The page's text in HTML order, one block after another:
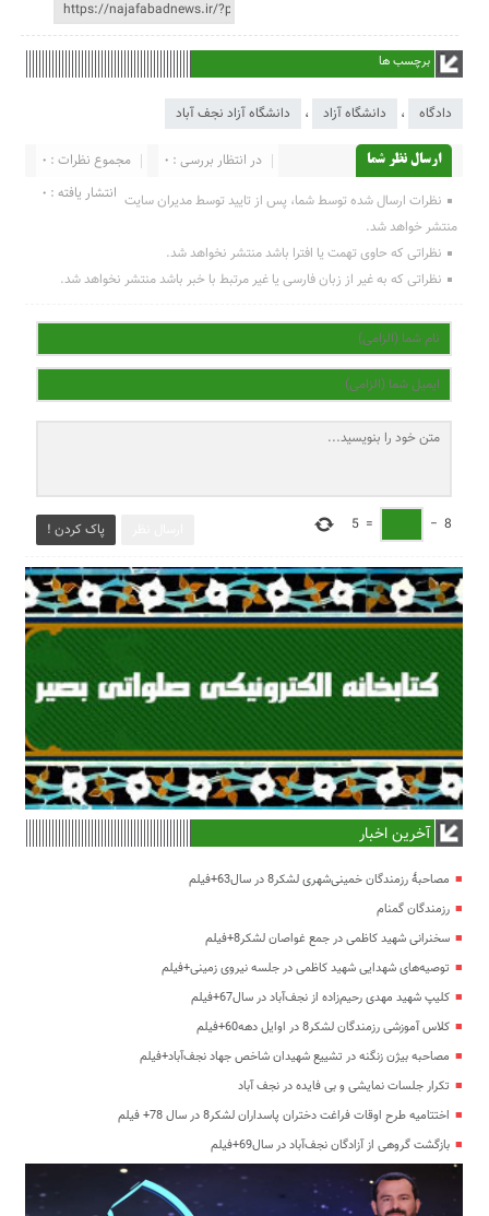
برچسب ها
دادگاه ، دانشگاه آزاد ، دانشگاه آزاد نجف آباد
ارسال نظر شما مجموع نظرات : 0
در انتظار بررسی : 0
انتشار یافته : 0 نظرات ارسال شده توسط شما، پس از تایید توسط مدیران سایت
منتشر خواهد شد.
نظراتی که حاوی تهمت یا افترا باشد منتشر نخواهد شد.
نظراتی که به غیر از زبان فارسی یا غیر مرتبط با خبر باشد منتشر نخواهد شد.
پاک کردن ! 8
−
=
5
آخرین اخبار
مصاحبۀ رزمندگان خمینی‌شهری لشکر8 در سال63+فیلم
رزمندگان گمنام
سخنرانی شهید کاظمی در جمع غواصان لشکر8+فیلم
توصیه‌های شهدایی شهید کاظمی در جلسه نیروی زمینی+فیلم
کلیپ شهید مهدی رحیم‌زاده از نجف‌آباد در سال67+فیلم
کلاس آموزشی رزمندگان لشکر8 در اوایل دهه60+فیلم
مصاحبه بیژن زنگنه در تشییع شهیدان شاخص جهاد نجف‌آباد+فیلم
تکرار جلسات نمایشی و بی فایده در نجف آباد
اختتامیه طرح اوقات فراغت دختران پاسداران لشکر8 در سال 78+ فیلم
بازگشت گروهی از آزادگان نجف‌آباد در سال69+فیلم